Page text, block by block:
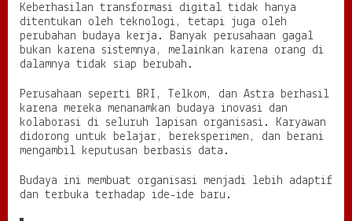
Keberhasilan transformasi digital tidak hanya
ditentukan oleh teknologi, tetapi juga oleh
perubahan budaya kerja. Banyak perusahaan gagal
bukan karena sistemnya, melainkan karena orang di
dalamnya tidak siap berubah.
Perusahaan seperti BRI, Telkom, dan Astra berhasil
karena mereka menanamkan budaya inovasi dan
kolaborasi di seluruh lapisan organisasi. Karyawan
didorong untuk belajar, bereksperimen, dan berani
mengambil keputusan berbasis data.
Budaya ini membuat organisasi menjadi lebih adaptif
dan terbuka terhadap ide-ide baru.